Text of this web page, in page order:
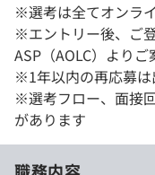
※選考は全てオンラ
※エントリー後、ご
ASP（AOLC）よりご
※1年以内の再応募は
※選考フロー、面接
があります